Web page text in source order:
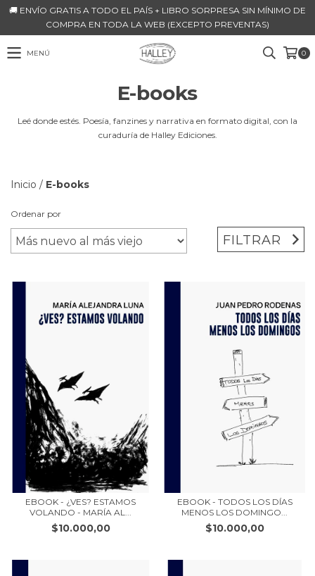
🚚 ENVÍO GRATIS A TODO EL PAÍS + LIBRO SORPRESA SIN MÍNIMO DE
COMPRA EN TODA LA WEB (EXCEPTO PREVENTAS)
MENÚ 0
E-books
Leé donde estés. Poesía, fanzines y narrativa en formato digital, con la
curaduría de Halley Ediciones.
Inicio / E-books
Ordenar por
FILTRAR
EBOOK - ¿VES? ESTAMOS
VOLANDO - MARÍA AL...
$10.000,00
EBOOK - TODOS LOS DÍAS
MENOS LOS DOMINGO...
$10.000,00